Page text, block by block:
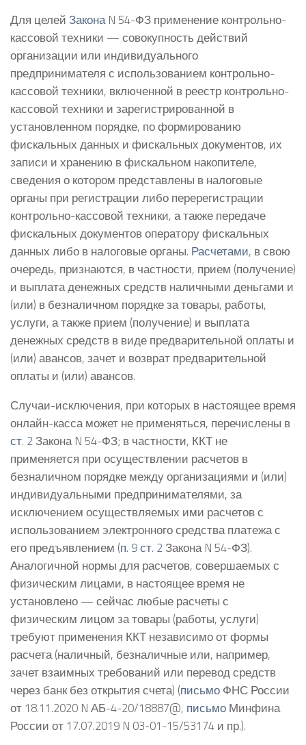
Для целей ЗаконаN 54-ФЗ применение контрольно-
кассовой техники — совокупность действий
организации или индивидуального
предпринимателя с использованием контрольно-
кассовой техники, включенной в реестр контрольно-
кассовой техники и зарегистрированной в
установленном порядке, по формированию
фискальных данных и фискальных документов, их
записи и хранению в фискальном накопителе,
сведения о котором представлены в налоговые
органы при регистрации либо перерегистрации
контрольно-кассовой техники, а также передаче
фискальных документов оператору фискальных
данных либо в налоговые органы. Расчетами, в свою
очередь, признаются, в частности, прием (получение)
и выплата денежных средств наличными деньгами и
(или) в безналичном порядке за товары, работы,
услуги, а также прием (получение) и выплата
денежных средств в виде предварительной оплаты и
(или) авансов, зачет и возврат предварительной
оплаты и (или) авансов.
Случаи-исключения, при которых в настоящее время
онлайн-касса может не применяться, перечислены в
ст. 2Закона N 54-ФЗ; в частности, ККТ не
применяется при осуществлении расчетов в
безналичном порядке между организациями и (или)
индивидуальными предпринимателями, за
исключением осуществляемых ими расчетов с
использованием электронного средства платежа с
его предъявлением (п. 9 ст. 2Закона N 54-ФЗ).
Аналогичной нормы для расчетов, совершаемых с
физическим лицами, в настоящее время не
установлено — сейчас любые расчеты с
физическим лицом за товары (работы, услуги)
требуют применения ККТ независимо от формы
расчета (наличный, безналичные или, например,
зачет взаимных требований или перевод средств
через банк без открытия счета) (письмо ФНС России
от 18.11.2020 N АБ-4-20/18887@, письмо Минфина
России от 17.07.2019 N 03-01-15/53174 и пр.).